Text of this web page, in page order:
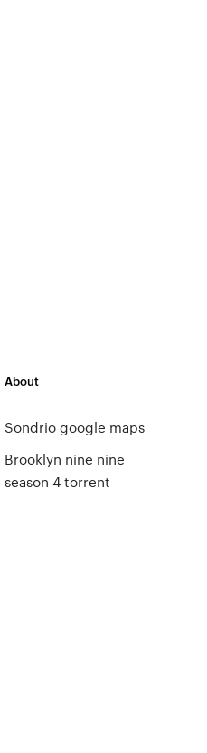
About
Sondrio google maps
Brooklyn nine nine
season 4 torrent